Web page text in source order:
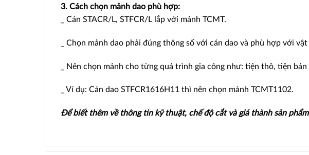
3. Cách chọn mảnh dao phù hợp:
_ Cán STACR/L, STFCR/L lắp với mảnh TCMT.
_ Chọn mảnh dao phải đúng thông số với cán dao và phù hợp với
_ Nên chọn mảnh cho từng quá trình gia công như: tiện thô, tiện
_ Ví dụ: Cán dao STFCR1616H11 thì nên chọn mảnh TCMT1102.
Để biết thêm về thông tin kỹ thuật, chế độ cắt và giá thành sản